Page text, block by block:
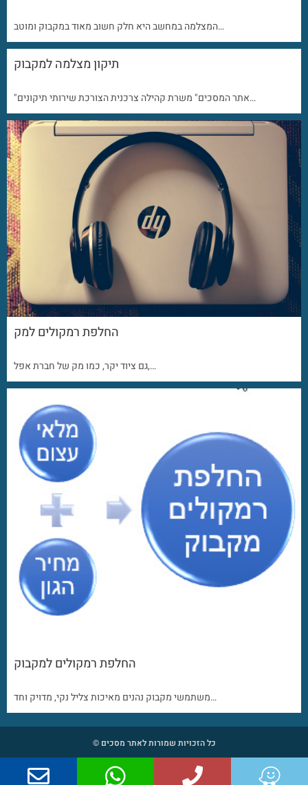
המצלמה במחשב היא חלק חשוב מאוד במקבוק ומוטב…
תיקון מצלמה למקבוק
"אתר המסכים" משרת קהילה צרכנית הצורכת שירותי תיקונים…
החלפת רמקולים למק
גם ציוד יקר, כמו מק של חברת אפל,…
החלפת רמקולים למקבוק
משתמשי מקבוק נהנים מאיכות צליל נקי, מדויק וחד…
כל הזכויות שמורות לאתר מסכים ©